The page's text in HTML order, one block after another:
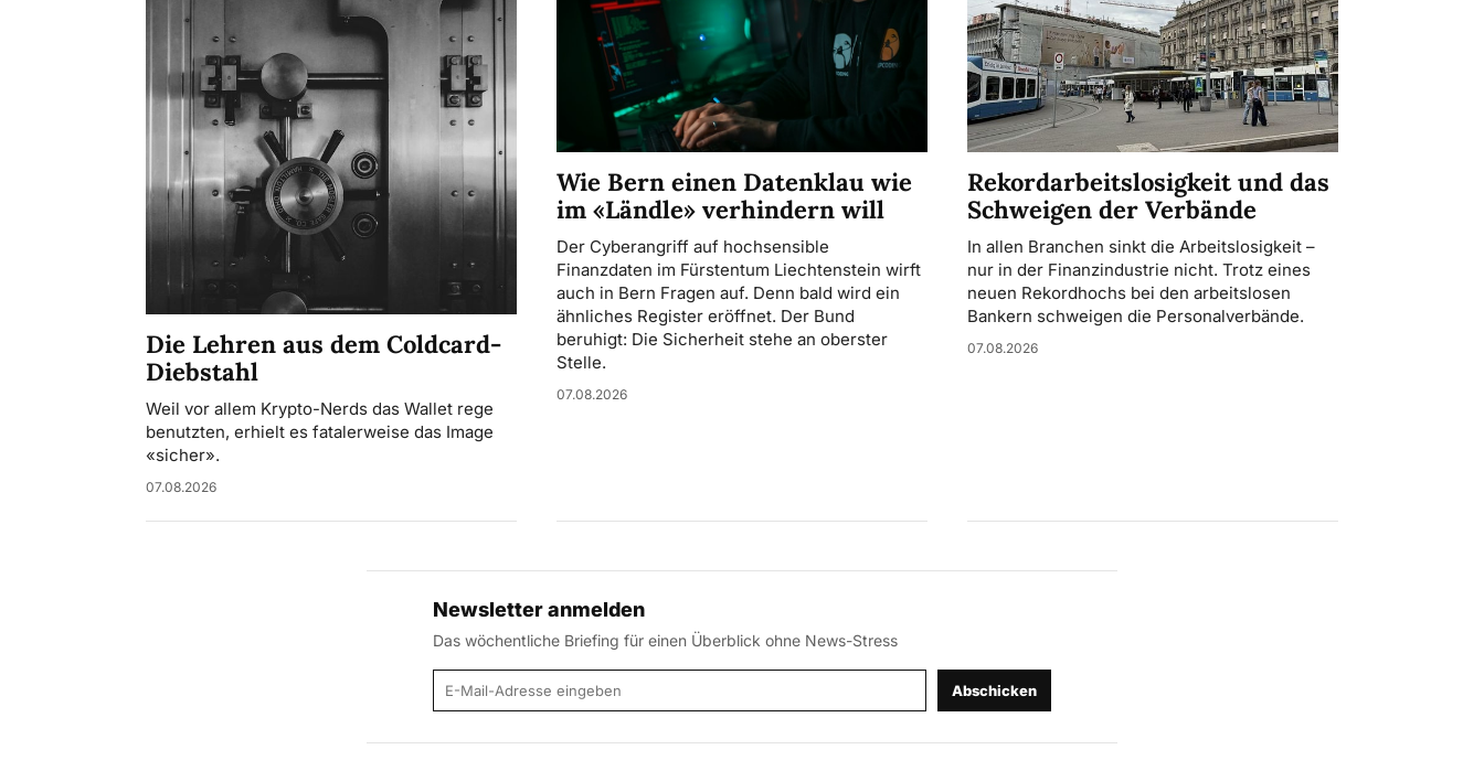
Die Lehren aus dem Coldcard-
Diebstahl
Weil vor allem Krypto-Nerds das Wallet rege
benutzten, erhielt es fatalerweise das Image
«sicher».
07.08.2026
Wie Bern einen Datenklau wie
im «Ländle» verhindern will
Der Cyberangriff auf hochsensible
Finanzdaten im Fürstentum Liechtenstein wirft
auch in Bern Fragen auf. Denn bald wird ein
ähnliches Register eröffnet. Der Bund
beruhigt: Die Sicherheit stehe an oberster
Stelle.
07.08.2026
Rekordarbeitslosigkeit und das
Schweigen der Verbände
In allen Branchen sinkt die Arbeitslosigkeit –
nur in der Finanzindustrie nicht. Trotz eines
neuen Rekordhochs bei den arbeitslosen
Bankern schweigen die Personalverbände.
07.08.2026
Newsletter anmelden
Das wöchentliche Briefing für einen Überblick ohne News-Stress
E-Mail-Adresse Abschicken